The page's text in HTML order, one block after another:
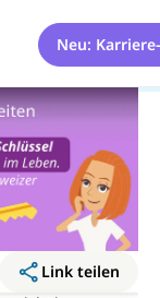
Neu:
Link teilen